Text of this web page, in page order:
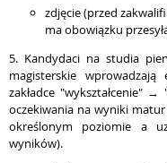
zdjęcie (przed
ma obowiązku
5. Kandydaci na studia
magisterskie
zakładce "wykształcenie"
oczekiwania na wyniki
określonym poziomie a
wyników).